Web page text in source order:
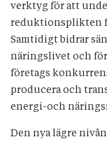
verktyg för att
reduktionsplikten
Samtidigt bidrar
näringslivet och
företags
producera och
energi-och
Den nya lägre